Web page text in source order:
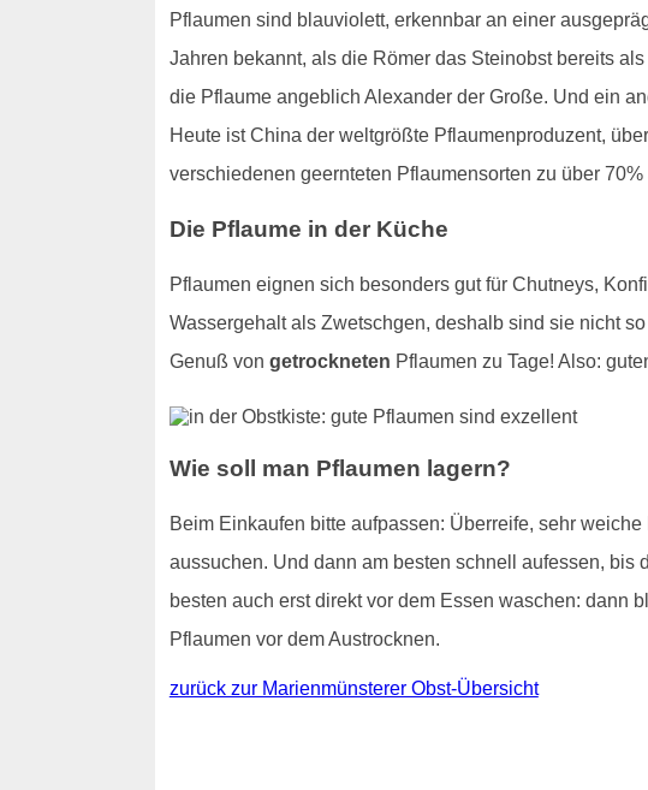
Pflaumen sind blauviolett, erkennbar an einer
Jahren bekannt, als die Römer das Steinobst bereits
die Pflaume angeblich Alexander der Große. Und ein
Heute ist China der weltgrößte Pflaumenproduzent,
verschiedenen geernteten Pflaumensorten zu über
Die Pflaume in der Küche
Pflaumen eignen sich besonders gut für Chutneys,
Wassergehalt als Zwetschgen, deshalb sind sie nicht
Genuß von getrockneten Pflaumen zu Tage! Also:
Wie soll man Pflaumen lagern?
Beim Einkaufen bitte aufpassen: Überreife, sehr
aussuchen. Und dann am besten schnell aufessen, bis
besten auch erst direkt vor dem Essen waschen: dann
Pflaumen vor dem Austrocknen.
zurück zur Marienmünsterer Obst-Übersicht